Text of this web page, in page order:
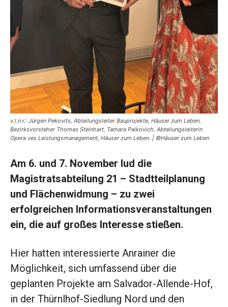
v.l.n.r.: Jürgen Pekovits, Abteilungsleiter Bauprojekte, Häuser zum Leben,
Bezirksvorsteher Thomas Steinhart, Tamara Palkovich, Abteilungsleiterin
Opera ves Leistungsmanagement, Häuser zum Leben. | ©Häuser zum Leben
Am 6. und 7. November lud die
Magistratsabteilung 21 – Stadtteilplanung
und Flächenwidmung – zu zwei
erfolgreichen Informationsveranstaltungen
ein, die auf großes Interesse stießen.
Hier hatten interessierte Anrainer die
Möglichkeit, sich umfassend über die
geplanten Projekte am Salvador-Allende-Hof,
in der Thürnlhof-Siedlung Nord und den